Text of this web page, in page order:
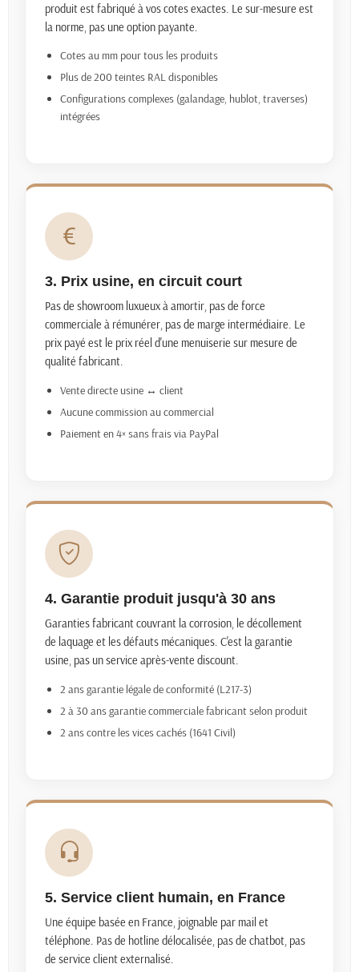
produit est fabriqué à vos cotes exactes. Le sur-mesure est
la norme, pas une option payante.
Cotes au mm pour tous les produits
Plus de 200 teintes RAL disponibles
Configurations complexes (galandage, hublot, traverses)
intégrées
3. Prix usine, en circuit court
Pas de showroom luxueux à amortir, pas de force
commerciale à rémunérer, pas de marge intermédiaire. Le
prix payé est le prix réel d'une menuiserie sur mesure de
qualité fabricant.
Vente directe usine ↔ client
Aucune commission au commercial
Paiement en 4× sans frais via PayPal
4. Garantie produit jusqu'à 30 ans
Garanties fabricant couvrant la corrosion, le décollement
de laquage et les défauts mécaniques. C'est la garantie
usine, pas un service après-vente discount.
2 ans garantie légale de conformité (L217-3)
2 à 30 ans garantie commerciale fabricant selon produit
2 ans contre les vices cachés (1641 Civil)
5. Service client humain, en France
Une équipe basée en France, joignable par mail et
téléphone. Pas de hotline délocalisée, pas de chatbot, pas
de service client externalisé.